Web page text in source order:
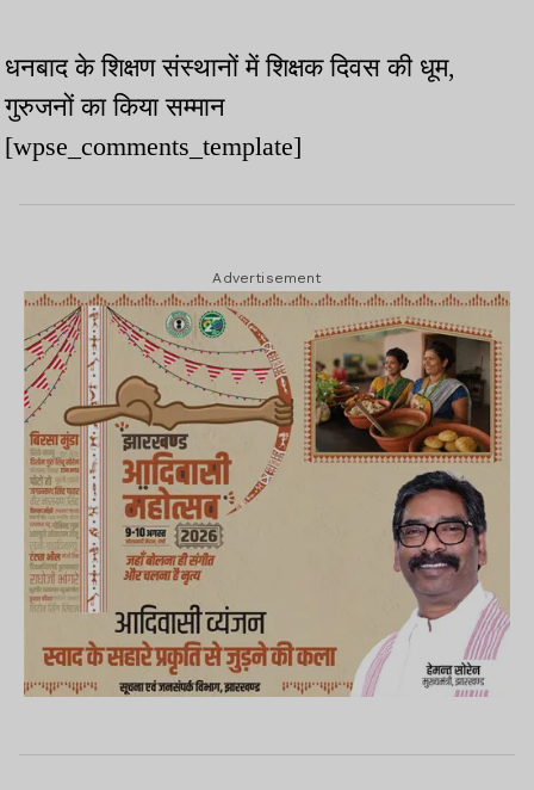
धनबाद के शिक्षण संस्थानों में शिक्षक दिवस की धूम,
गुरुजनों का किया सम्मान
[wpse_comments_template]
Advertisement